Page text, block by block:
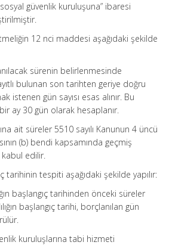
güvenlik kuruluşuna” ibaresi
12 nci maddesi aşağıdaki şekilde
sürenin belirlenmesinde
bulunan son tarihten geriye doğru
istenen gün sayısı esas alınır. Bu
ay 30 gün olarak hesaplanır.
ait süreler 5510 sayılı Kanunun 4 üncü
(b) bendi kapsamında geçmiş
kabul edilir.
tarihinin tespiti aşağıdaki şekilde yapılır:
başlangıç tarihinden önceki süreler
başlangıç tarihi, borçlanılan gün
kuruluşlarına tabi hizmeti